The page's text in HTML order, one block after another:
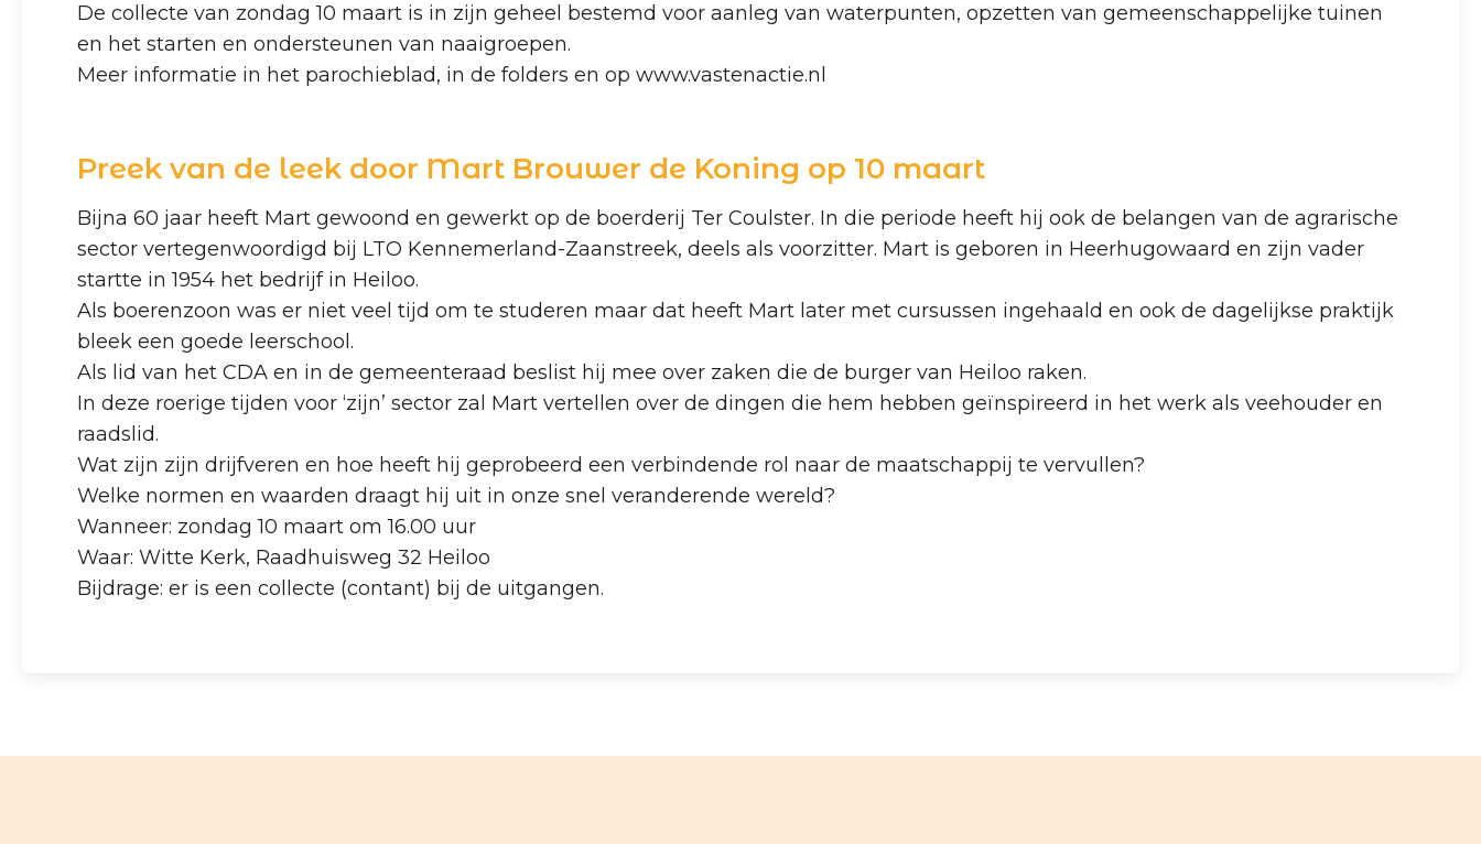
De collecte van zondag 10 maart is in zijn geheel bestemd voor aanleg van waterpunten, opzetten van gemeenschappelijke tuinen
en het starten en ondersteunen van naaigroepen.
Meer informatie in het parochieblad, in de folders en op www.vastenactie.nl
Preek van de leek door Mart Brouwer de Koning op 10 maart
Bijna 60 jaar heeft Mart gewoond en gewerkt op de boerderij Ter Coulster. In die periode heeft hij ook de belangen van de agrarische
sector vertegenwoordigd bij LTO Kennemerland-Zaanstreek, deels als voorzitter. Mart is geboren in Heerhugowaard en zijn vader
startte in 1954 het bedrijf in Heiloo.
Als boerenzoon was er niet veel tijd om te studeren maar dat heeft Mart later met cursussen ingehaald en ook de dagelijkse praktijk
bleek een goede leerschool.
Als lid van het CDA en in de gemeenteraad beslist hij mee over zaken die de burger van Heiloo raken.
In deze roerige tijden voor ‘zijn’ sector zal Mart vertellen over de dingen die hem hebben geïnspireerd in het werk als veehouder en
raadslid.
Wat zijn zijn drijfveren en hoe heeft hij geprobeerd een verbindende rol naar de maatschappij te vervullen?
Welke normen en waarden draagt hij uit in onze snel veranderende wereld?
Wanneer: zondag 10 maart om 16.00 uur
Waar: Witte Kerk, Raadhuisweg 32 Heiloo
Bijdrage: er is een collecte (contant) bij de uitgangen.